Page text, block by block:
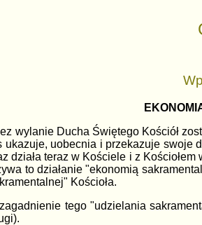
wylanie Ducha Świętego Kościół
ukazuje, uobecnia i przekazuje
działa teraz w Kościele i z
to działanie "ekonomią
Kościoła.
tego "udzielania